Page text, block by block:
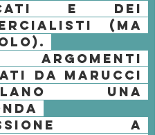
(ma
da Marucci
una
a